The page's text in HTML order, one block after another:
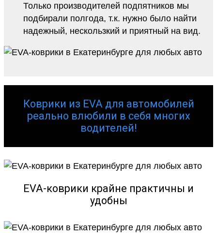
Только производителей подпятников мы
подбирали полгода, т.к. нужно было найти
надежный, нескользкий и приятный на вид.
Коврики из EVA для автомобилей
реально влюбили в себя многих
водителей!
EVA-коврики крайне практичны и
удобны